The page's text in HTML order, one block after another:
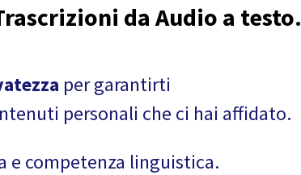
da Audio a testo.
per garantirti
personali che ci hai affidato.
e competenza linguistica.